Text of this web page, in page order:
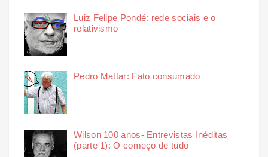
Luiz Felipe Pondé: rede sociais e o
relativismo
Pedro Mattar: Fato consumado
Wilson 100 anos- Entrevistas Inéditas
(parte 1): O começo de tudo